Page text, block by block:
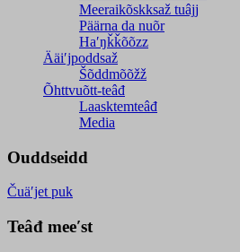
Meeraikõskksaž tuâjj
Päärna da nuõr
Haʹŋǩǩõõzz
Ääiʹjpoddsaž
Šõddmõõžž
Õhttvuõtt-teâđ
Laasktemteâđ
Media
Ouddseidd
Čuäʹjet puk
Teâđ meeʹst